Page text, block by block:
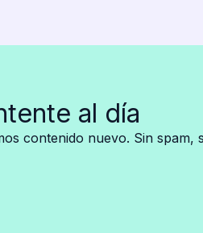
al día
contenido nuevo. Sin spam,